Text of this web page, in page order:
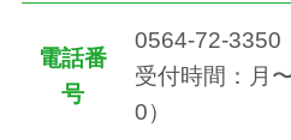
電話番
号
0564-72-3350
受付時間：月
0）